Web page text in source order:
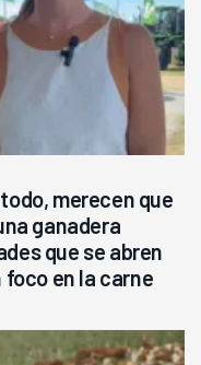
merecen que
ganadera
que se abren
foco en la carne